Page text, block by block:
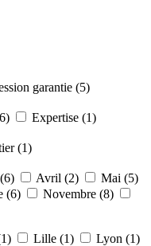
garantie (5)
Expertise (1)
(1)
Avril (2)
Mai (5)
(6)
Novembre (8)
Lille (1)
Lyon (1)